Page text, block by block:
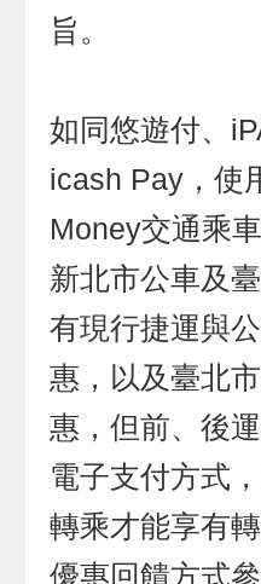
旨。
如同悠遊付、
icash Pay，使
Money交通乘
新北市公車及
有現行捷運與
惠，以及臺北
惠，但前、後
電子支付方式
轉乘才能享有
優惠回饋方式